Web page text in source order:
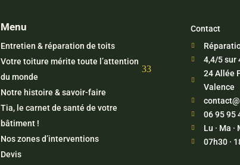
Menu
Entretien & réparation de toits
Votre toiture mérite toute l’attention
du monde
3
Notre histoire & savoir-faire
Tia, le carnet de santé de votre
bâtiment !
Nos zones d’interventions
Devis
Contact

 4,4/5 sur

24 Allée
Valence

 06 95 95
 Lu · Ma ·
 07h30 ·